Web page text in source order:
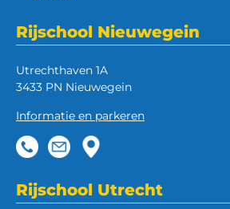
Rijschool Nieuwegein
Utrechthaven 1A
3433 PN Nieuwegein
Informatie en parkeren
Rijschool Utrecht